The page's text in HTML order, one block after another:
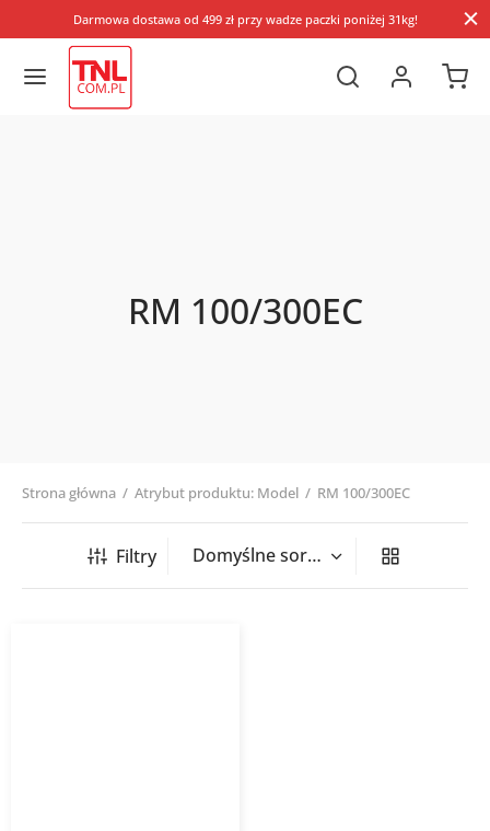
Darmowa dostawa od 499 zł przy wadze paczki poniżej 31kg!
RM 100/300EC
Strona główna / Atrybut produktu: Model / RM 100/300EC
Filtry